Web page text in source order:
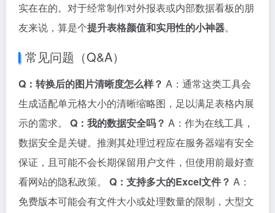
实在在的。对于经常制作对外报表或内部数据看板的朋
友来说，算是个提升表格颜值和实用性的小神器。
常见问题（Q&A）
Q：转换后的图片清晰度怎么样？ A：通常这类工具会
生成适配单元格大小的清晰缩略图，足以满足表格内展
示的需求。 Q：我的数据安全吗？ A：作为在线工具，
数据安全是关键。推测其处理过程应在服务器端有安全
保证，且可能不会长期保留用户文件，但使用前最好查
看网站的隐私政策。 Q：支持多大的Excel文件？ A：
免费版本可能会有文件大小或处理数量的限制，大型文